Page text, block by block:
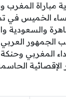
مباراة المغرب
الخميس في
والسعودية
الجمهور
المغربي
الإقصائية